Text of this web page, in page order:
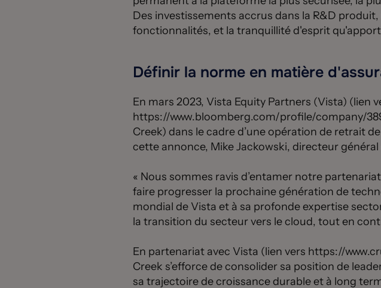
Des investissements accrus dans la R&D
fonctionnalités, et la tranquillité d'esprit
Définir la norme en matière
En mars 2023, Vista Equity Partners (Vista) (lien
https://www.bloomberg.com/profile/company/
Creek) dans le cadre d’une opération de retrait
cette annonce, Mike Jackowski, directeur
« Nous sommes ravis d’entamer notre
faire progresser la prochaine génération de
mondial de Vista et à sa profonde expertise
la transition du secteur vers le cloud, tout en
En partenariat avec Vista (lien vers https://
Creek s’efforce de consolider sa position de
sa trajectoire de croissance durable et à long